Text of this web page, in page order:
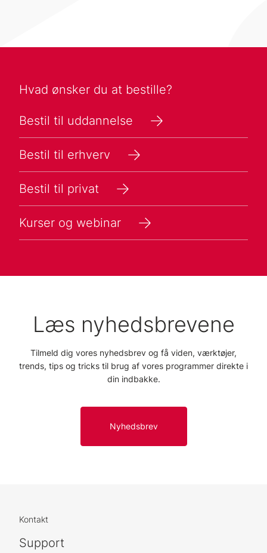
Hvad ønsker du at bestille?
Bestil til uddannelse
Bestil til erhverv
Bestil til privat
Kurser og webinar
Læs nyhedsbrevene
Tilmeld dig vores nyhedsbrev og få viden, værktøjer,
trends, tips og tricks til brug af vores programmer direkte i
din indbakke.
Nyhedsbrev
Kontakt
Support